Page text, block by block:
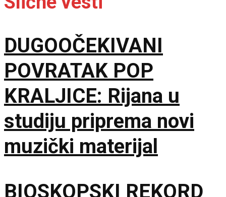
DUGOOČEKIVANI
POVRATAK POP
KRALJICE: Rijana u
studiju priprema novi
muzički materijal
BIOSKOPSKI REKORD